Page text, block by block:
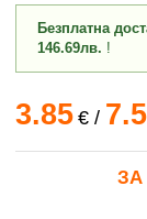
Безплатна
146.69лв. !
3.85 €/
ЗА